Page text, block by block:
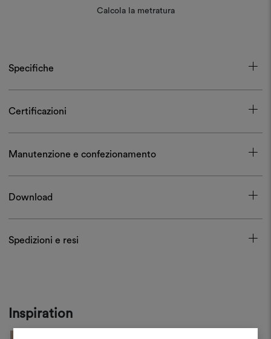
Calcola la metratura
Specifiche
Certificazioni
Manutenzione e confezionamento
Download
Spedizioni e resi
Inspiration